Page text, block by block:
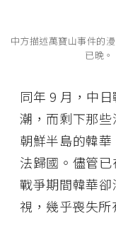
中方描述萬寶山事件的
已晚
同年 9 月，中
潮，而剩下那
朝鮮半島的韓
法歸國。儘管已
戰爭期間韓華
視，幾乎喪失所